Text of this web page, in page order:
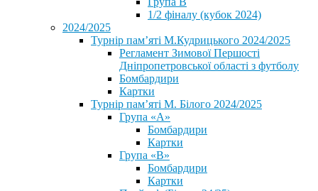
1/2 фіналу (кубок 2024)
2024/2025
Турнір пам’яті М.Кудрицького 2024/2025
Регламент Зимової Першості
Дніпропетровської області з футболу
Бомбардири
Картки
Турнір пам’яті М. Білого 2024/2025
Група «А»
Бомбардири
Картки
Група «В»
Бомбардири
Картки